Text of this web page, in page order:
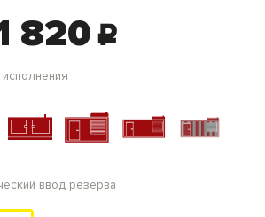
820 c
ввод резерва